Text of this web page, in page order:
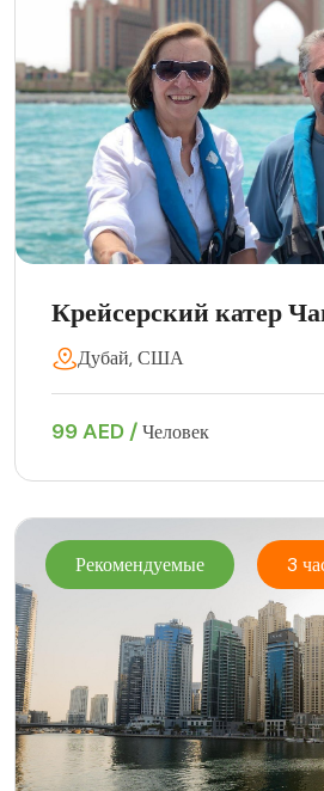
Крейсерский катер
Дубай, США
99 AED /Человек
Рекомендуемые 3